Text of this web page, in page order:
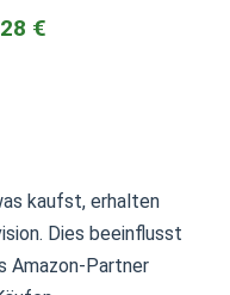
€
kaufst, erhalten
Dies beeinflusst
Amazon-Partner